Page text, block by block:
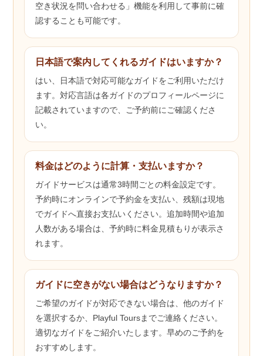
空き状況を問い合わせる」機能を利用して事前に確
認することも可能です。
日本語で案内してくれるガイドはいますか？
はい、日本語で対応可能なガイドをご利用いただけ
ます。対応言語は各ガイドのプロフィールページに
記載されていますので、ご予約前にご確認くださ
い。
料金はどのように計算・支払いますか？
ガイドサービスは通常3時間ごとの料金設定です。
予約時にオンラインで予約金を支払い、残額は現地
でガイドへ直接お支払いください。追加時間や追加
人数がある場合は、予約時に料金見積もりが表示さ
れます。
ガイドに空きがない場合はどうなりますか？
ご希望のガイドが対応できない場合は、他のガイド
を選択するか、Playful Toursまでご連絡ください。
適切なガイドをご紹介いたします。早めのご予約を
おすすめします。